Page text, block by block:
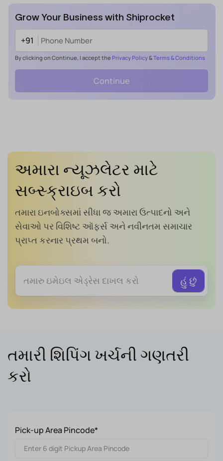
Grow Your Business with Shiprocket
+91
By clicking on Continue, I accept the Privacy Policy&Terms & Conditions
Continue
અમારા ન્યૂઝલેટર માટે
સબ્સ્ક્રાઇબ કરો
તમારા ઇનબોક્સમાં સીધા જ અમારા ઉત્પાદનો અને
સેવાઓ પર વિશિષ્ટ ઑફર્સ અને નવીનતમ સમાચાર
પ્રાપ્ત કરનાર પ્રથમ બનો.
તમારી શિપિંગ ખર્ચની ગણતરી
કરો
Pick-up Area Pincode*